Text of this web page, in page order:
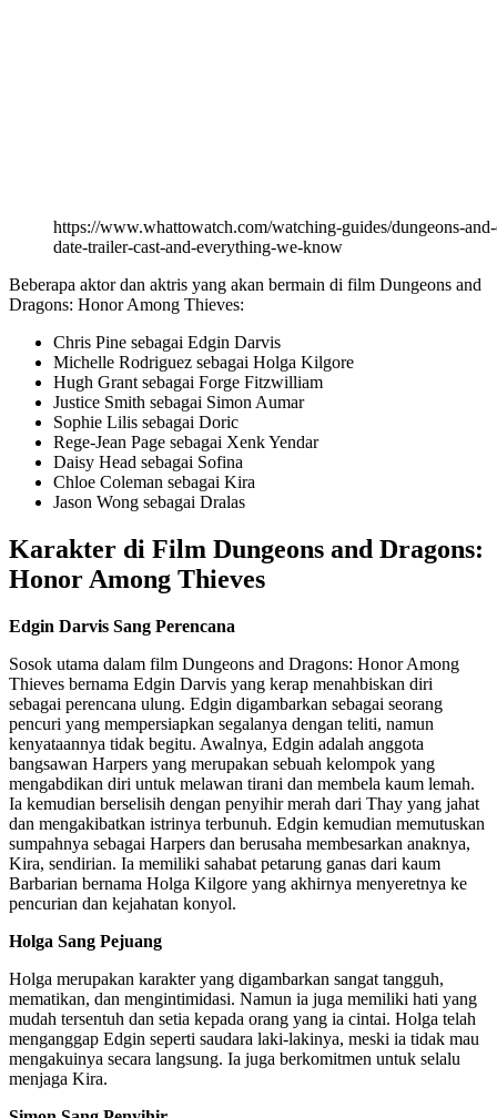
https://www.whattowatch.com/watching-guides/dungeons-
date-trailer-cast-and-everything-we-know
Beberapa aktor dan aktris yang akan bermain di film Dungeons and
Dragons: Honor Among Thieves:
Chris Pine sebagai Edgin Darvis
Michelle Rodriguez sebagai Holga Kilgore
Hugh Grant sebagai Forge Fitzwilliam
Justice Smith sebagai Simon Aumar
Sophie Lilis sebagai Doric
Rege-Jean Page sebagai Xenk Yendar
Daisy Head sebagai Sofina
Chloe Coleman sebagai Kira
Jason Wong sebagai Dralas
Karakter di Film Dungeons and Dragons:
Honor Among Thieves
Edgin Darvis Sang Perencana
Sosok utama dalam film Dungeons and Dragons: Honor Among
Thieves bernama Edgin Darvis yang kerap menahbiskan diri
sebagai perencana ulung. Edgin digambarkan sebagai seorang
pencuri yang mempersiapkan segalanya dengan teliti, namun
kenyataannya tidak begitu. Awalnya, Edgin adalah anggota
bangsawan Harpers yang merupakan sebuah kelompok yang
mengabdikan diri untuk melawan tirani dan membela kaum lemah.
Ia kemudian berselisih dengan penyihir merah dari Thay yang jahat
dan mengakibatkan istrinya terbunuh. Edgin kemudian memutuskan
sumpahnya sebagai Harpers dan berusaha membesarkan anaknya,
Kira, sendirian. Ia memiliki sahabat petarung ganas dari kaum
Barbarian bernama Holga Kilgore yang akhirnya menyeretnya ke
pencurian dan kejahatan konyol.
Holga Sang Pejuang
Holga merupakan karakter yang digambarkan sangat tangguh,
mematikan, dan mengintimidasi. Namun ia juga memiliki hati yang
mudah tersentuh dan setia kepada orang yang ia cintai. Holga telah
menganggap Edgin seperti saudara laki-lakinya, meski ia tidak mau
mengakuinya secara langsung. Ia juga berkomitmen untuk selalu
menjaga Kira.